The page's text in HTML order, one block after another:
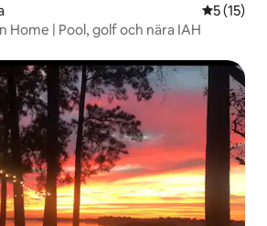
5 av 5 i
5 (15)
Home | Pool, golf och nära IAH